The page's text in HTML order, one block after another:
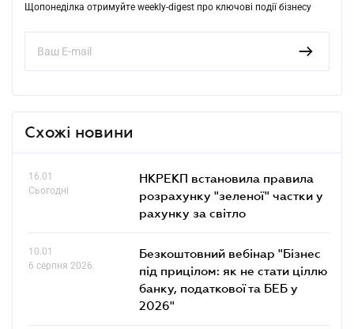
Щопонеділка отримуйте weekly-digest про ключові події бізнесу
Схожі новини
16.01
Сьогодні
НКРЕКП встановила правила
розрахунку "зеленої" частки у
рахунку за світло
10.01
6 серпня 2026
Безкоштовний вебінар "Бізнес
під прицілом: як не стати ціллю
банку, податкової та БЕБ у
2026"